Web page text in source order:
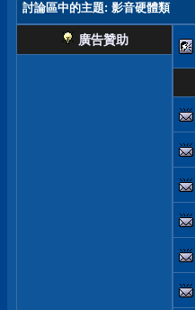
討論區中的主題: 影音硬體類
廣告贊助